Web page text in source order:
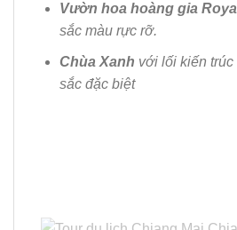
Vườn hoa hoàng gia
sắc màu rực rỡ.
Chùa Xanh với lối kiến
sắc đặc biệt